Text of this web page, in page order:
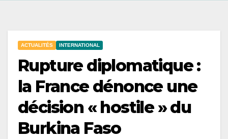
ACTUALITÉS INTERNATIONAL
Rupture diplomatique :
la France dénonce une
décision « hostile » du
Burkina Faso